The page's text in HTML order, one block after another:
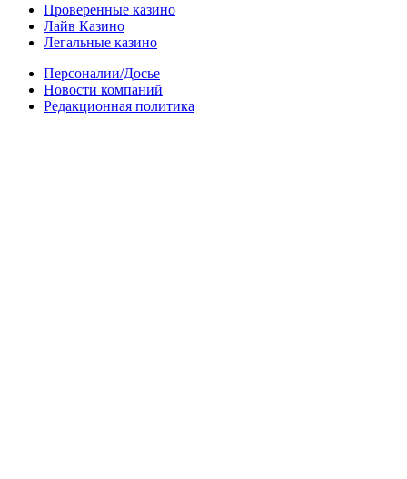
Проверенные казино
Лайв Казино
Легальные казино
Персоналии/Досье
Новости компаний
Редакционная политика